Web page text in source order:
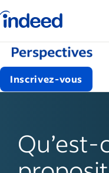
Indeed – Entreprises
Inscrivez-vous